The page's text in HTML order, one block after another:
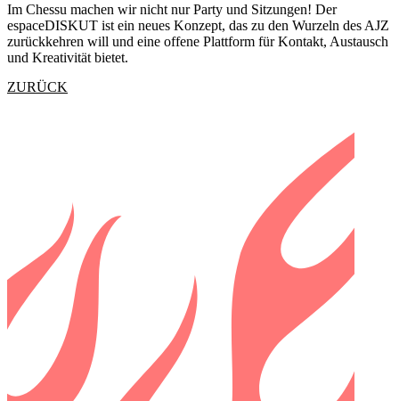
Im Chessu machen wir nicht nur Party und Sitzungen! Der
espaceDISKUT ist ein neues Konzept, das zu den Wurzeln des AJZ
zurückkehren will und eine offene Plattform für Kontakt, Austausch
und Kreativität bietet.
ZURÜCK